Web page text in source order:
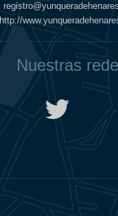
http://
Nuestras